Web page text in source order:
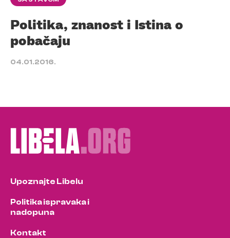
Politika, znanost i Istina o
pobačaju
04.01.2016.
Upoznajte Libelu
Politika ispravaka i
nadopuna
Kontakt